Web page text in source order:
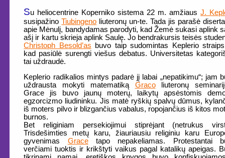
Su heliocentrine Koperniko sistema 22 m. amžiausJ.
susipažinoTiubingeno liuteronų un-te. Tada jis parašė
apie Mėnulį, bandydamas parodyti, kad Žemė sukasi aplink
ašį ir kartu skrieja aplink Saulę. Jo bendrakursis teisės
Christoph Besold’as buvo taip sudomintas Keplerio
kad pasiūlė surengti viešus debatus. Universitetas
tai uždraudė.
Keplerio radikalios mintys padarė jį labai „nepatikimu“; jam
uždrausta mokyti matematiką Gracoliuteronų
Grace jis buvo jaunų moterų, laikytų apsėstomis
egzorcizmo liudininku. Jis matė ryškių spalvų dūmus,
iš moters pilvo ir blizgančius vabalus, ropojančius iš kitos
burnos.
Bet religiniam persekiojimui stiprėjant (netrukus
Trisdešimties metų karu, žiauriausiu religiniu karu
gyvenimas Gracetapo nepakeliamas. Protestantai
verčiami tuoktis ir krikštyti vaikus pagal katalikų apeigas.